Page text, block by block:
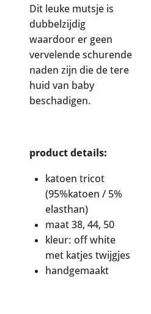
Dit leuke mutsje is
dubbelzijdig
waardoor er geen
vervelende schurende
naden zijn die de tere
huid van baby
beschadigen.
product details:
katoen tricot
(95%katoen / 5%
elasthan)
maat 38, 44, 50
kleur: off white
met katjes twijgjes
handgemaakt